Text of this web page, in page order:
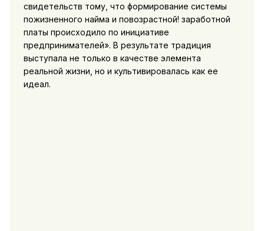
свидетельств тому, что формирование системы
пожизненного найма и повозрастной! заработной
платы происходило по инициативе
предпринимателей». В результате традиция
выступала не только в качестве элемента
реальной жизни, но и культивировалась как ее
идеал.